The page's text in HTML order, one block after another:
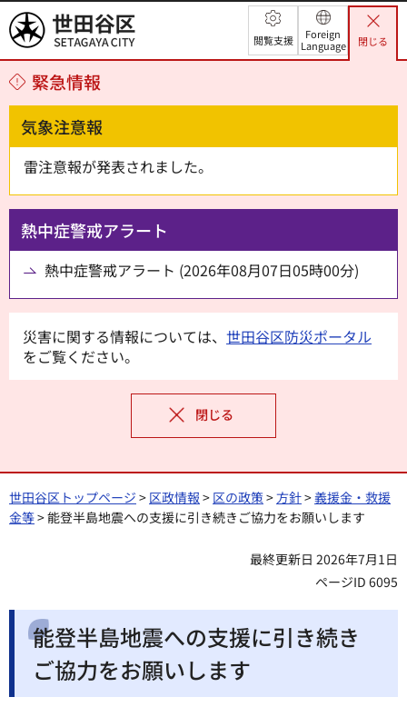
世田谷区 閲覧支援
Foreign
Language
閉じる
緊急情報
気象注意報
雷注意報が発表されました。
熱中症警戒アラート
熱中症警戒アラート (2026年08月07日05時00分)
災害に関する情報については、 世田谷区防災ポータル
をご覧ください。
閉じる
世田谷区トップページ > 区政情報 > 区の政策>方針>義援金・救援
金等> 能登半島地震への支援に引き続きご協力をお願いします
最終更新日 2026年7月1日
ページID 6095
能登半島地震への支援に引き続き
ご協力をお願いします